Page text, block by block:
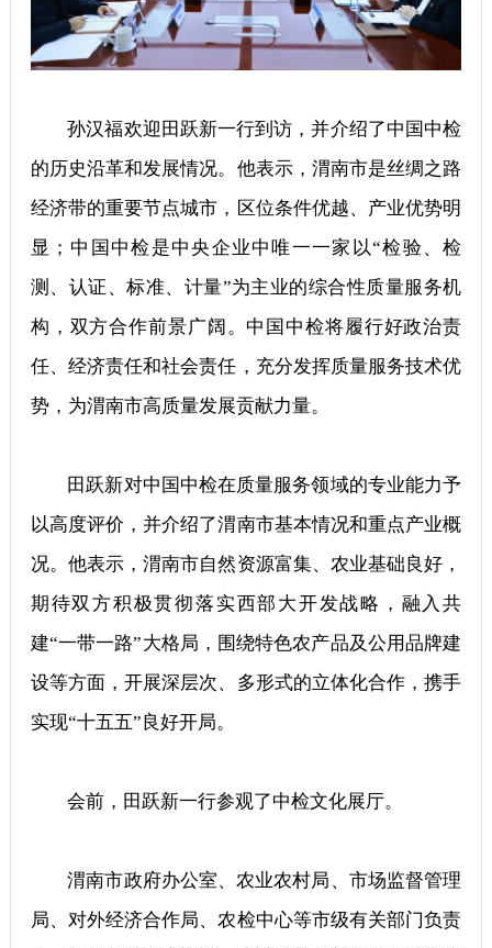
孙汉福欢迎田跃新一行到访，并介绍了中国中检
的历史沿革和发展情况。他表示，渭南市是丝绸之路
经济带的重要节点城市，区位条件优越、产业优势明
显；中国中检是中央企业中唯一一家以“检验、检
测、认证、标准、计量”为主业的综合性质量服务机
构，双方合作前景广阔。中国中检将履行好政治责
任、经济责任和社会责任，充分发挥质量服务技术优
势，为渭南市高质量发展贡献力量。
田跃新对中国中检在质量服务领域的专业能力予
以高度评价，并介绍了渭南市基本情况和重点产业概
况。他表示，渭南市自然资源富集、农业基础良好，
期待双方积极贯彻落实西部大开发战略，融入共
建“一带一路”大格局，围绕特色农产品及公用品牌建
设等方面，开展深层次、多形式的立体化合作，携手
实现“十五五”良好开局。
会前，田跃新一行参观了中检文化展厅。
渭南市政府办公室、农业农村局、市场监督管理
局、对外经济合作局、农检中心等市级有关部门负责